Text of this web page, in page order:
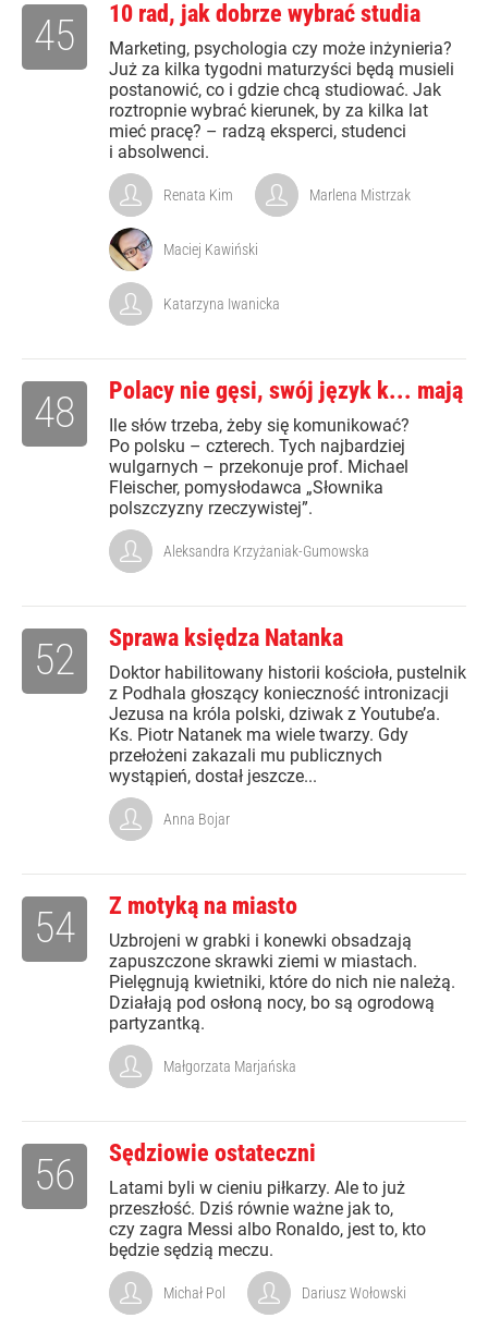
10 rad, jak dobrze wybrać studia
Marketing, psychologia czy może inżynieria?
Już za kilka tygodni maturzyści będą musieli
postanowić, co i gdzie chcą studiować. Jak
roztropnie wybrać kierunek, by za kilka lat
mieć pracę? – radzą eksperci, studenci
i absolwenci.
45
Renata Kim Marlena Mistrzak
Maciej Kawiński
Katarzyna Iwanicka
Polacy nie gęsi, swój język k... mają
Ile słów trzeba, żeby się komunikować?
Po polsku – czterech. Tych najbardziej
wulgarnych – przekonuje prof. Michael
Fleischer, pomysłodawca „Słownika
polszczyzny rzeczywistej”.
48
Aleksandra Krzyżaniak-Gumowska
Sprawa księdza Natanka
Doktor habilitowany historii kościoła, pustelnik
z Podhala głoszący konieczność intronizacji
Jezusa na króla polski, dziwak z Youtube’a.
Ks. Piotr Natanek ma wiele twarzy. Gdy
przełożeni zakazali mu publicznych
wystąpień, dostał jeszcze...
52
Anna Bojar
Z motyką na miasto
Uzbrojeni w grabki i konewki obsadzają
zapuszczone skrawki ziemi w miastach.
Pielęgnują kwietniki, które do nich nie należą.
Działają pod osłoną nocy, bo są ogrodową
partyzantką.
54
Małgorzata Marjańska
Sędziowie ostateczni
Latami byli w cieniu piłkarzy. Ale to już
przeszłość. Dziś równie ważne jak to,
czy zagra Messi albo Ronaldo, jest to, kto
będzie sędzią meczu.
56
Michał Pol Dariusz Wołowski